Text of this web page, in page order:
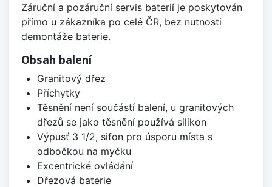
Záruční a pozáruční servis baterií je poskytován
přímo u zákazníka po celé ČR, bez nutnosti
demontáže baterie.
Obsah balení
Granitový dřez
Příchytky
Těsnění není součástí balení, u granitových
dřezů se jako těsnění používá silikon
Výpusť 3 1/2, sifon pro úsporu místa s
odbočkou na myčku
Excentrické ovládání
Dřezová baterie